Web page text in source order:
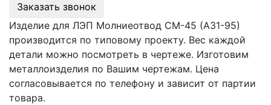
Заказать звонок
Изделие для ЛЭП Молниеотвод СМ-45 (А31-95)
производится по типовому проекту. Вес каждой
детали можно посмотреть в чертеже. Изготовим
металлоизделия по Вашим чертежам. Цена
согласовывается по телефону и зависит от партии
товара.